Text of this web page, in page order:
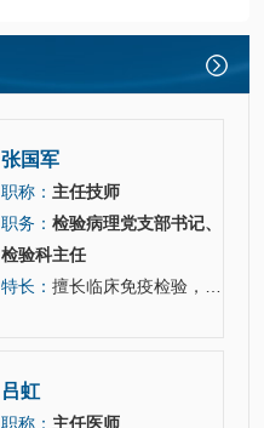
张国军
职称： 主任技师
职务： 检验病理党支部书记、
检验科主任
特长： 擅长临床免疫检验，实验室管理。
吕虹
职称： 主任医师